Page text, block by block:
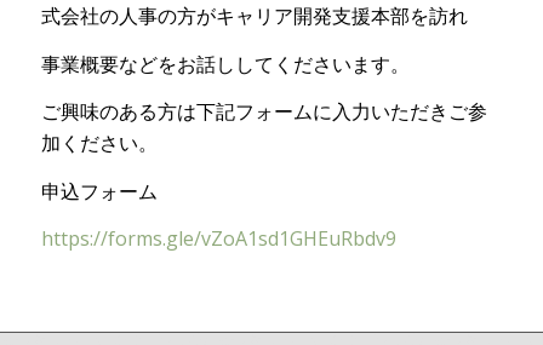
式会社の人事の方がキャリア開発支援本部を訪れ
事業概要などをお話ししてくださいます。
ご興味のある方は下記フォームに入力いただきご参
加ください。
申込フォーム
https://forms.gle/vZoA1sd1GHEuRbdv9